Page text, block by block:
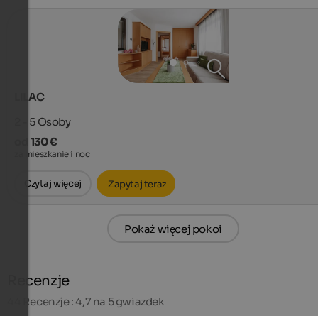
LILAC
2 - 5 Osoby
od 130 €
za mieszkanie i noc
Czytaj więcej Zapytaj teraz
Pokaż więcej pokoi
Recenzje
Recenzje : 4,7 na 5 gwiazdek